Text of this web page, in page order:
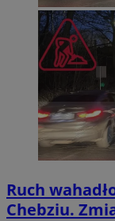
Ruch
Chebziu.